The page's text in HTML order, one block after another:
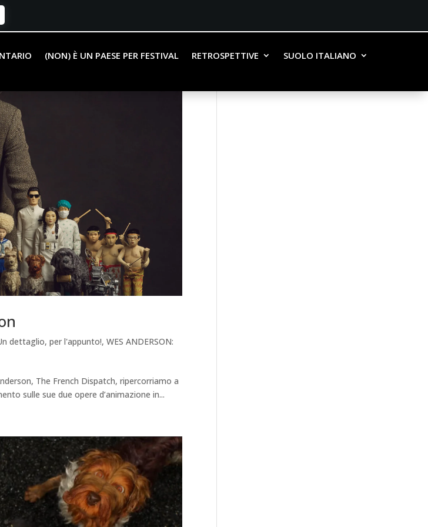
(NON) È UN PAESE PER FESTIVAL RETROSPETTIVE SUOLO ITALIANO
dettaglio, per l'appunto!,WES ANDERSON:
The French Dispatch, ripercorriamo a
sulle sue due opere d’animazione in...